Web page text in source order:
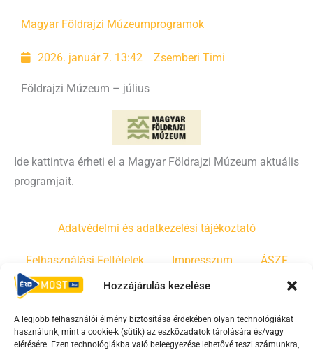
Hozzájárulás kezelése
A legjobb felhasználói élmény biztosítása érdekében olyan technológiákat
használunk, mint a cookie-k (sütik) az eszközadatok tárolására és/vagy
elérésére. Ezen technológiákba való beleegyezése lehetővé teszi számunkra,
Magyar Földrajzi Múzeumprogramok
2026. január 7. 13:42 Zsemberi Timi
Földrajzi Múzeum – július
Ide kattintva érheti el a Magyar Földrajzi Múzeum aktuális
programjait.
Adatvédelmi és adatkezelési tájékoztató
Felhasználási Feltételek Impresszum ÁSZF
Irányelvek Moderálási szabályzat
F Y T